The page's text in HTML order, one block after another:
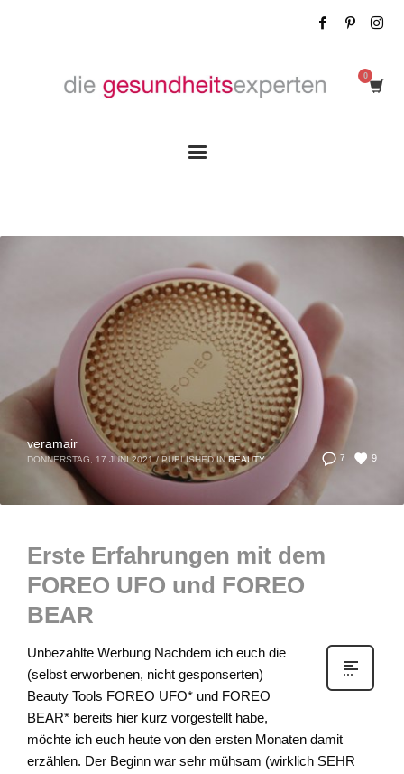
7 9
veramair
DONNERSTAG, 17 JUNI 2021 / PUBLISHED IN BEAUTY
Erste Erfahrungen mit dem
FOREO UFO und FOREO
BEAR
Unbezahlte Werbung Nachdem ich euch die
(selbst erworbenen, nicht gesponserten)
Beauty Tools FOREO UFO* und FOREO
BEAR* bereits hier kurz vorgestellt habe,
möchte ich euch heute von den ersten Monaten damit
erzählen. Der Beginn war sehr mühsam (wirklich SEHR